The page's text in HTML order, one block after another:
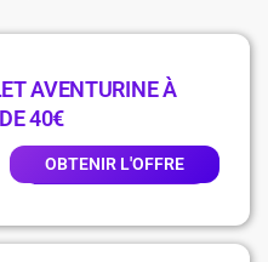
AVENTURINE À
40€
OBTENIR L'OFFRE